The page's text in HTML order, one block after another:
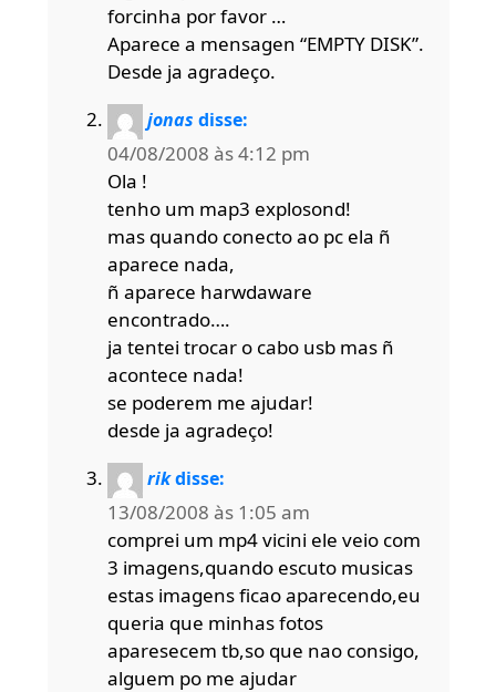
forcinha por favor …
Aparece a mensagen “EMPTY DISK”.
Desde ja agradeço.
jonas disse:
04/08/2008 às 4:12 pm
Ola !
tenho um map3 explosond!
mas quando conecto ao pc ela ñ
aparece nada,
ñ aparece harwdaware
encontrado….
ja tentei trocar o cabo usb mas ñ
acontece nada!
se poderem me ajudar!
desde ja agradeço!
rik disse:
13/08/2008 às 1:05 am
comprei um mp4 vicini ele veio com
3 imagens,quando escuto musicas
estas imagens ficao aparecendo,eu
queria que minhas fotos
aparesecem tb,so que nao consigo,
alguem po me ajudar